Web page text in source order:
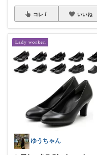
コレ いいね
ゆうちゃん